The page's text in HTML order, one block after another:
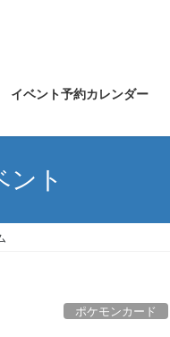
イベント予約カレンダー
ント
ポケモンカード